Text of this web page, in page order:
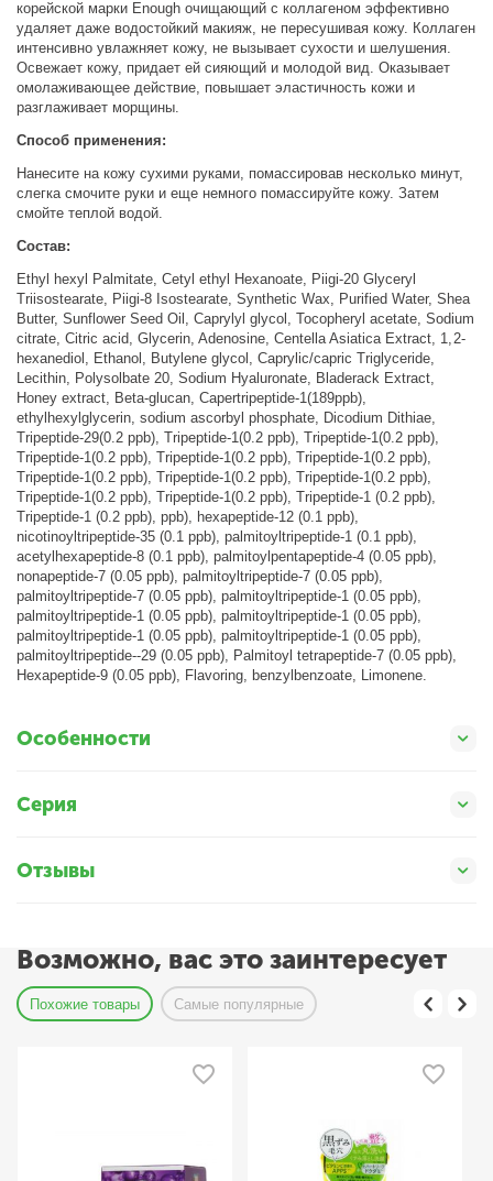
корейской марки Enough очищающий с коллагеном эффективно
удаляет даже водостойкий макияж, не пересушивая кожу. Коллаген
интенсивно увлажняет кожу, не вызывает сухости и шелушения.
Освежает кожу, придает ей сияющий и молодой вид. Оказывает
омолаживающее действие, повышает эластичность кожи и
разглаживает морщины.
Способ применения:
Нанесите на кожу сухими руками, помассировав несколько минут,
слегка смочите руки и еще немного помассируйте кожу. Затем
смойте теплой водой.
Состав:
Ethyl hexyl Palmitate, Cetyl ethyl Hexanoate, Piigi-20 Glyceryl
Triisostearate, Piigi-8 Isostearate, Synthetic Wax, Purified Water, Shea
Butter, Sunflower Seed Oil, Caprylyl glycol, Tocopheryl acetate, Sodium
citrate, Citric acid, Glycerin, Adenosine, Centella Asiatica Extract, 1,2-
hexanediol, Ethanol, Butylene glycol, Caprylic/capric Triglyceride,
Lecithin, Polysolbate 20, Sodium Hyaluronate, Bladerack Extract,
Honey extract, Beta-glucan, Capertripeptide-1(189ppb),
ethylhexylglycerin, sodium ascorbyl phosphate, Dicodium Dithiae,
Tripeptide-29(0.2 ppb), Tripeptide-1(0.2 ppb), Tripeptide-1(0.2 ppb),
Tripeptide-1(0.2 ppb), Tripeptide-1(0.2 ppb), Tripeptide-1(0.2 ppb),
Tripeptide-1(0.2 ppb), Tripeptide-1(0.2 ppb), Tripeptide-1(0.2 ppb),
Tripeptide-1(0.2 ppb), Tripeptide-1(0.2 ppb), Tripeptide-1 (0.2 ppb),
Tripeptide-1 (0.2 ppb), ppb), hexapeptide-12 (0.1 ppb),
nicotinoyltripeptide-35 (0.1 ppb), palmitoyltripeptide-1 (0.1 ppb),
acetylhexapeptide-8 (0.1 ppb), palmitoylpentapeptide-4 (0.05 ppb),
nonapeptide-7 (0.05 ppb), palmitoyltripeptide-7 (0.05 ppb),
palmitoyltripeptide-7 (0.05 ppb), palmitoyltripeptide-1 (0.05 ppb),
palmitoyltripeptide-1 (0.05 ppb), palmitoyltripeptide-1 (0.05 ppb),
palmitoyltripeptide-1 (0.05 ppb), palmitoyltripeptide-1 (0.05 ppb),
palmitoyltripeptide--29 (0.05 ppb), Palmitoyl tetrapeptide-7 (0.05 ppb),
Hexapeptide-9 (0.05 ppb), Flavoring, benzylbenzoate, Limonene.
Особенности
Серия
Отзывы
Возможно, вас это заинтересует
Похожие товары Самые популярные